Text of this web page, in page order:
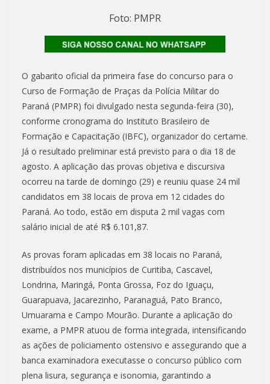
Foto: PMPR
O gabarito oficial da primeira fase do concurso para o
Curso de Formação de Praças da Polícia Militar do
Paraná (PMPR) foi divulgado nesta segunda-feira (30),
conforme cronograma do Instituto Brasileiro de
Formação e Capacitação (IBFC), organizador do certame.
Já o resultado preliminar está previsto para o dia 18 de
agosto. A aplicação das provas objetiva e discursiva
ocorreu na tarde de domingo (29) e reuniu quase 24 mil
candidatos em 38 locais de prova em 12 cidades do
Paraná. Ao todo, estão em disputa 2 mil vagas com
salário inicial de até R$ 6.101,87.
As provas foram aplicadas em 38 locais no Paraná,
distribuídos nos municípios de Curitiba, Cascavel,
Londrina, Maringá, Ponta Grossa, Foz do Iguaçu,
Guarapuava, Jacarezinho, Paranaguá, Pato Branco,
Umuarama e Campo Mourão. Durante a aplicação do
exame, a PMPR atuou de forma integrada, intensificando
as ações de policiamento ostensivo e assegurando que a
banca examinadora executasse o concurso público com
plena lisura, segurança e isonomia, garantindo a